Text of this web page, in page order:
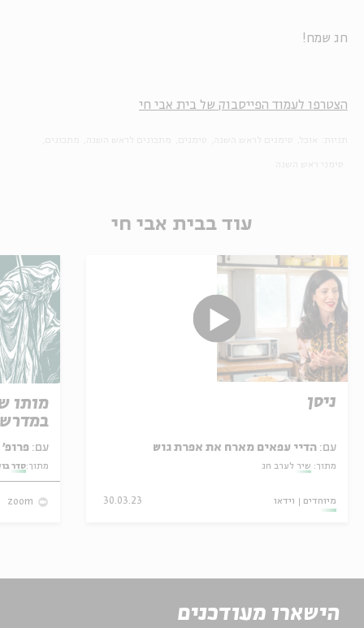
חג שמח!
הצטרפו לעמוד הפייסבוק של בית אבי חי
עוד בבית אבי חי
ניסן
עם: הדיי עפאים מארח את אפרת גוש
מתוך: שיר לערב חג
מיוחדים וידאו 30.03.23
מותו
עם: פרופ' אביגדור שנאן
מתוך:סדר
zoom
הישארו מעודכנים